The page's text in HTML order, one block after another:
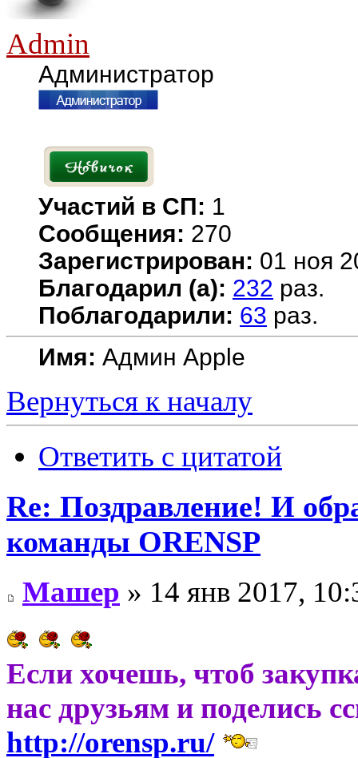
Admin
Администратор
Участий в СП: 1
Сообщения: 270
Зарегистрирован: 01 ноя
Благодарил (а): 232 раз.
Поблагодарили: 63 раз.
Имя: Админ Apple
Вернуться к началу
Ответить с цитатой
Re: Поздравление! И
команды ORENSP
Машер » 14 янв 2017,
Если хочешь, чтоб
нас друзьям и поделись
http://orensp.ru/